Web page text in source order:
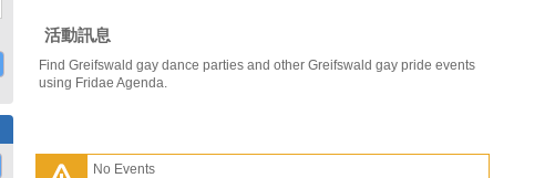
活動訊息
Find Greifswald gay dance parties and other Greifswald gay pride events
using Fridae Agenda.
No Events